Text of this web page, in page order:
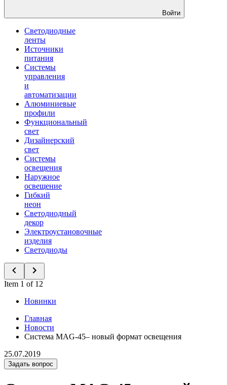
Войти
Светодиодные
ленты
Источники
питания
Системы
управления
и
автоматизации
Алюминиевые
профили
Функциональный
свет
Дизайнерский
свет
Системы
освещения
Наружное
освещение
Гибкий
неон
Светодиодный
декор
Электроустановочные
изделия
Светодиоды
Item 1 of 12
Новинки
Главная
Новости
Система MAG-45– новый формат освещения
25.07.2019
Задать вопрос